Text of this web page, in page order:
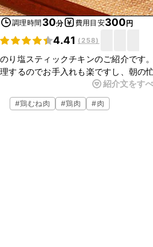
調理時間 30分 費用目安300円
4.41 (258)
のり塩スティックチキンのご紹介です
理するのでお手入れも楽ですし、朝の
よ。お子さまにも喜ばれる一品です。
紹介文をす
#鶏むね肉 #鶏肉 #肉